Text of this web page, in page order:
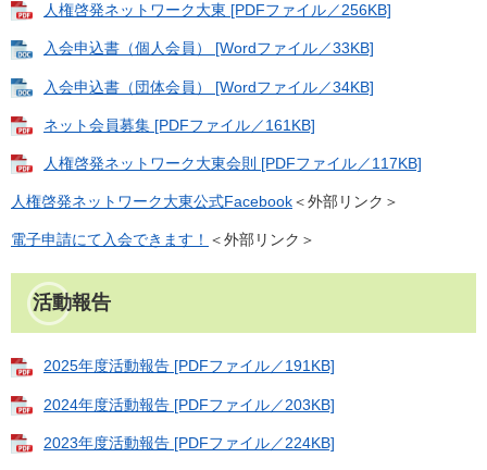
人権啓発ネットワーク大東 [PDFファイル／256KB]
入会申込書（個人会員） [Wordファイル／33KB]
入会申込書（団体会員） [Wordファイル／34KB]
ネット会員募集 [PDFファイル／161KB]
人権啓発ネットワーク大東会則 [PDFファイル／117KB]
人権啓発ネットワーク大東公式Facebook＜外部リンク＞
電子申請にて入会できます！ ＜外部リンク＞
活動報告
2025年度活動報告 [PDFファイル／191KB]
2024年度活動報告 [PDFファイル／203KB]
2023年度活動報告 [PDFファイル／224KB]